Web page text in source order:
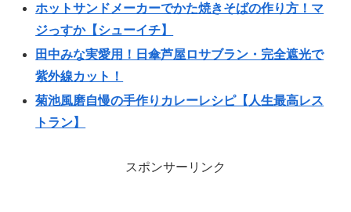
ホットサンドメーカーでかた焼きそばの作り方！マ
ジっすか【シューイチ】
田中みな実愛用！日傘芦屋ロサブラン・完全遮光で
紫外線カット！
菊池風磨自慢の手作りカレーレシピ【人生最高レス
トラン】
スポンサーリンク